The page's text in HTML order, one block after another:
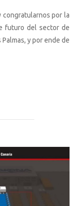
congratularnos por la
futuro del sector de
y por ende de